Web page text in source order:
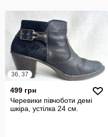
36, 37
499 грн
Черевики півчоботи демі
шкіра, устілка 24 см.